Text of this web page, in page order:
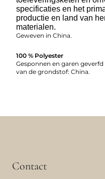
specificaties en het
productie en land van
materialen.
Geweven in China.
100 % Polyester
Gesponnen en garen
van de grondstof: China.
Contact